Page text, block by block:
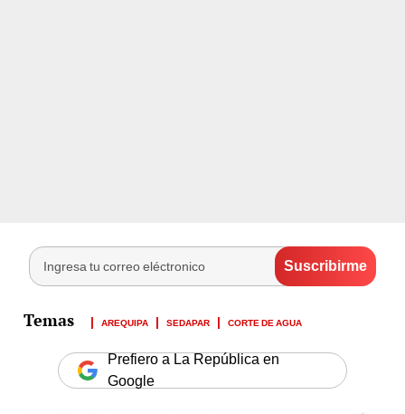
AREQUIPA SEDAPAR CORTE DE AGUA
Prefiero a La República en
Google